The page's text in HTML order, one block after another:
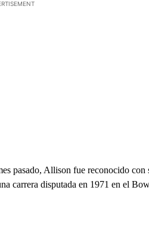
pasado, Allison fue reconocido
carrera disputada en 1971 en el